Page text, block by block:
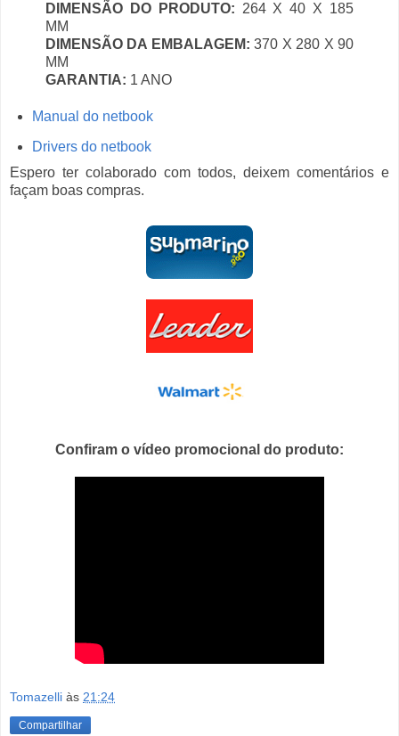
DIMENSÃO DO PRODUTO: 264 X 40 X 185
MM
DIMENSÃO DA EMBALAGEM: 370 X 280 X 90
MM
GARANTIA: 1 ANO
Manual do netbook
Drivers do netbook
Espero ter colaborado com todos, deixem comentários e
façam boas compras.
Confiram o vídeo promocional do produto:
Tomazelli às 21:24
Compartilhar